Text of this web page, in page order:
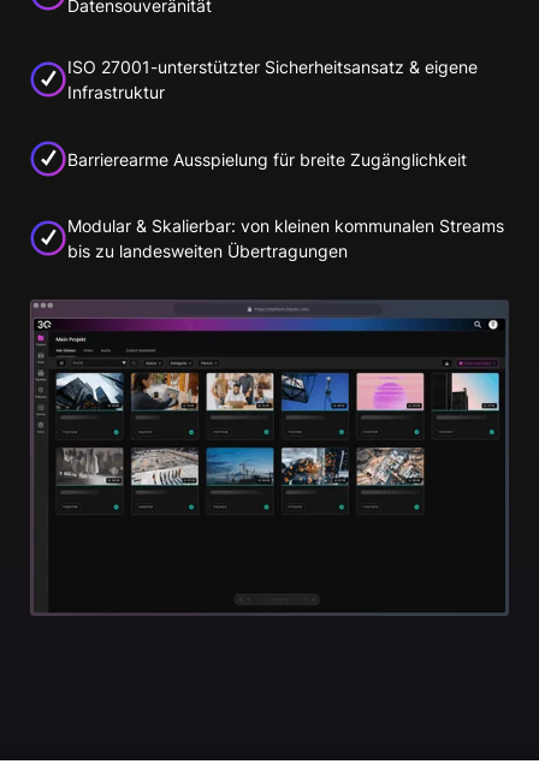
Datensouveränität
ISO 27001-unterstützter Sicherheitsansatz & eigene
Infrastruktur
Barrierearme Ausspielung für breite Zugänglichkeit
Modular & Skalierbar: von kleinen kommunalen Streams
bis zu landesweiten Übertragungen